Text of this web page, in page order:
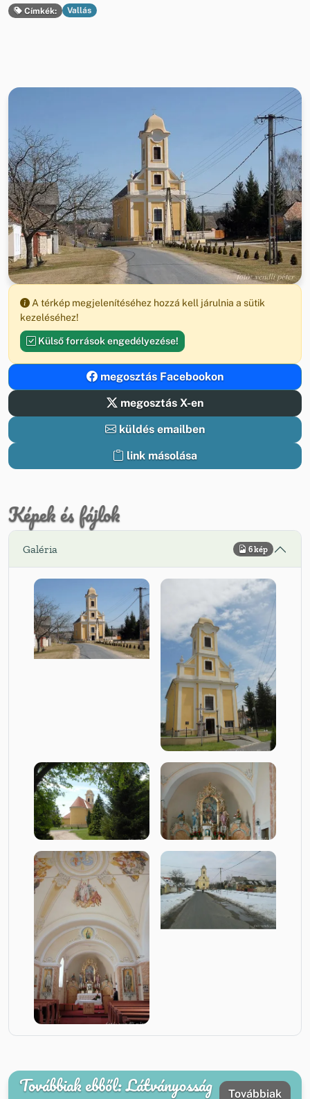
Címkék: Vallás
A térkép megjelenítéséhez hozzá kell járulnia a sütik
kezeléséhez!
Külső források engedélyezése!
megosztás Facebookon
megosztás X-en
küldés emailben
link másolása
Képek és fájlok
Galéria 6 kép
Továbbiak ebből: Látványosság Továbbiak